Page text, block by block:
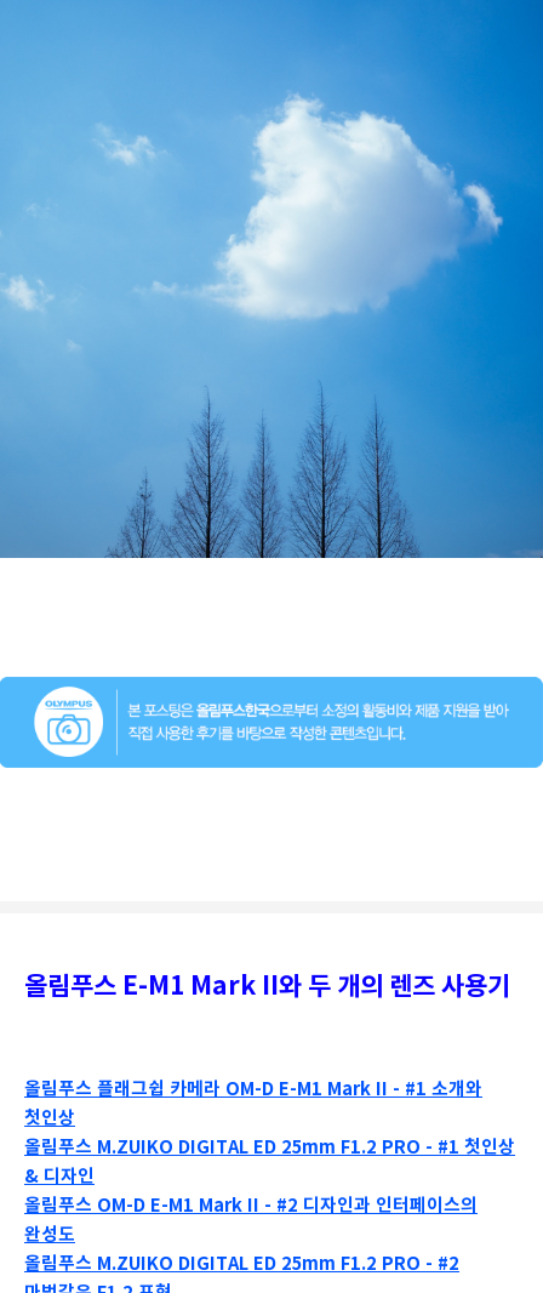
올림푸스 E-M1 Mark II와 두 개의 렌즈 사용기
올림푸스 플래그쉽 카메라 OM-D E-M1 Mark II - #1 소개와
첫인상
올림푸스 M.ZUIKO DIGITAL ED 25mm F1.2 PRO - #1 첫인상
& 디자인
올림푸스 OM-D E-M1 Mark II - #2 디자인과 인터페이스의
완성도
올림푸스 M.ZUIKO DIGITAL ED 25mm F1.2 PRO - #2